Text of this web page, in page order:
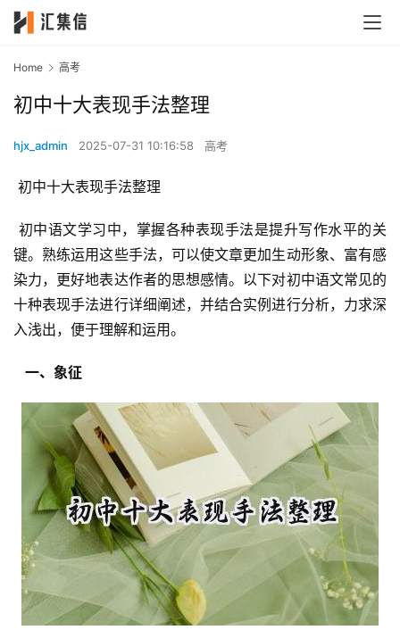
Home 高考
初中十大表现手法整理
hjx_admin 2025-07-31 10:16:58 高考
初中十大表现手法整理
键。熟练运用这些手法，可以使文章更加生动形象、富有感
染力，更好地表达作者的思想感情。以下对初中语文常见的
十种表现手法进行详细阐述，并结合实例进行分析，力求深
入浅出，便于理解和运用。
  一、象征